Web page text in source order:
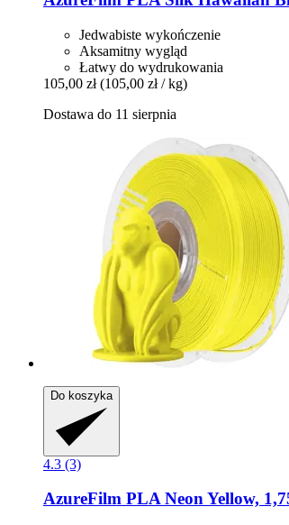
Jedwabiste wykończenie
Aksamitny wygląd
Łatwy do wydrukowania
105,00 zł (105,00 zł / kg)
Dostawa do 11 sierpnia
Do koszyka
4.3 (3)
AzureFilm PLA Neon Yellow,